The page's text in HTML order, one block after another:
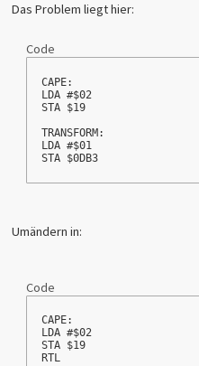
Das Problem liegt hier:
Code
CAPE:
LDA #$02
STA $19
TRANSFORM:
LDA #$01
STA $0DB3
Umändern in:
Code
CAPE:
LDA #$02
STA $19
RTL